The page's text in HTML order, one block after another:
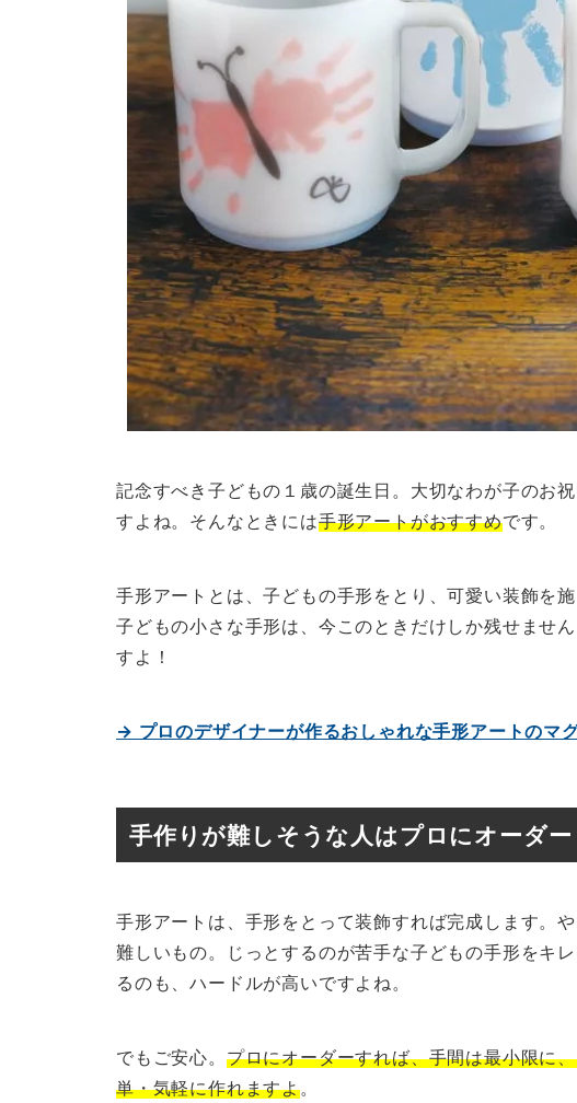
記念すべき子どもの１歳の誕生日。大切なわが子のお
すよね。そんなときには手形アートがおすすめです。
手形アートとは、子どもの手形をとり、可愛い装飾を
子どもの小さな手形は、今このときだけしか残せませ
すよ！
→ プロのデザイナーが作るおしゃれな手形アートのマ
手作りが難しそうな人はプロにオーダー
手形アートは、手形をとって装飾すれば完成します。
難しいもの。じっとするのが苦手な子どもの手形をキ
るのも、ハードルが高いですよね。
でもご安心。 プロにオーダーすれば、手間は最小限に
単・気軽に作れますよ。